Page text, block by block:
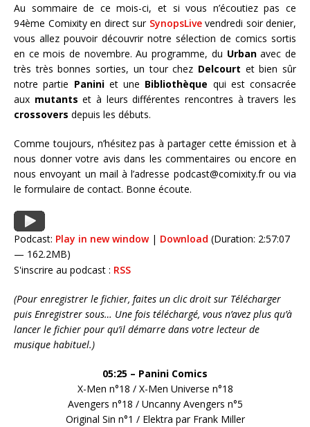
Au sommaire de ce mois-ci, et si vous n’écoutiez pas ce
94ème Comixity en direct sur SynopsLivevendredi soir denier,
vous allez pouvoir découvrir notre sélection de comics sortis
en ce mois de novembre. Au programme, du Urbanavec de
très très bonnes sorties, un tour chez Delcourt et bien sûr
notre partie Paniniet une Bibliothèque qui est consacrée
aux mutants et à leurs différentes rencontres à travers les
crossovers depuis les débuts.
Comme toujours, n’hésitez pas à partager cette émission et à
nous donner votre avis dans les commentaires ou encore en
nous envoyant un mail à l’adresse podcast@comixity.fr ou via
le formulaire de contact. Bonne écoute.
Podcast: Play in new window| Download (Duration: 2:57:07
— 162.2MB)
S'inscrire au podcast : RSS
(Pour enregistrer le fichier, faites un clic droit sur Télécharger
puis Enregistrer sous… Une fois téléchargé, vous n’avez plus qu’à
lancer le fichier pour qu’il démarre dans votre lecteur de
musique habituel.)
05:25 – Panini Comics
X-Men n°18 / X-Men Universe n°18
Avengers n°18 / Uncanny Avengers n°5
Original Sin n°1 / Elektra par Frank Miller